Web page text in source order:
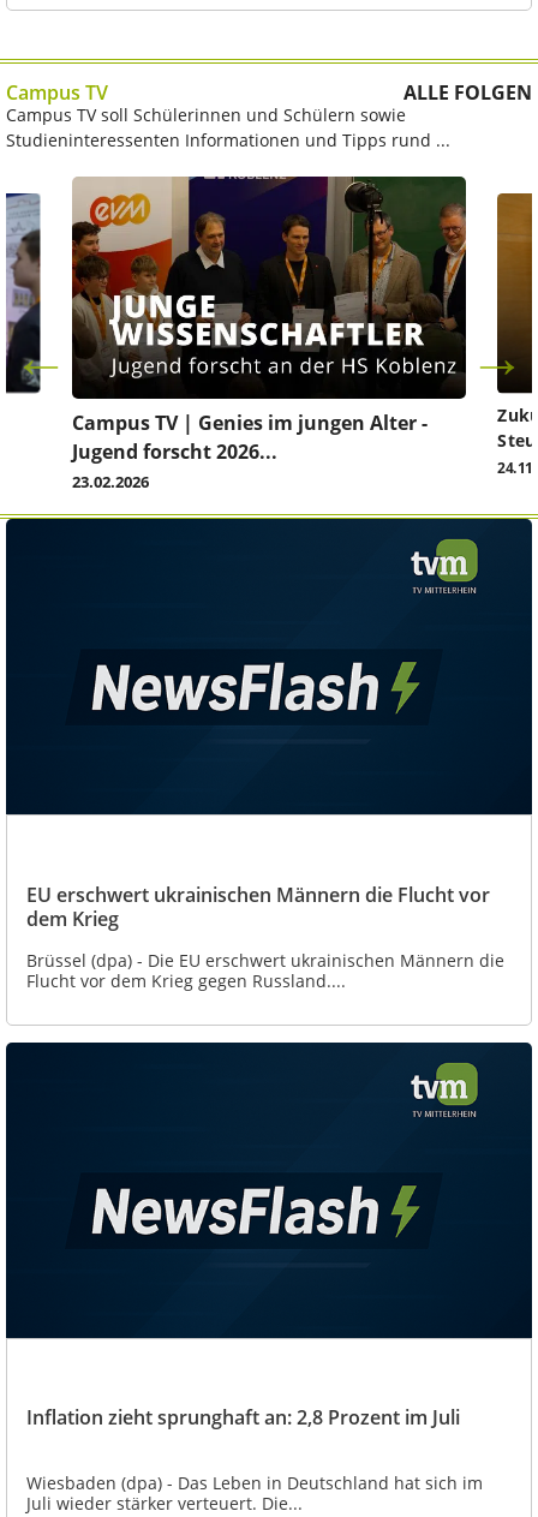
Campus TV ALLE FOLGEN
Campus TV soll Schülerinnen und Schülern sowie
Studieninteressenten Informationen und Tipps rund ...
Campus TV | Genies im jungen Alter -
Jugend forscht 2026...
23.02.2026
EU erschwert ukrainischen Männern die Flucht vor
dem Krieg
Brüssel (dpa) - Die EU erschwert ukrainischen Männern die
Flucht vor dem Krieg gegen Russland....
Inflation zieht sprunghaft an: 2,8 Prozent im Juli
Wiesbaden (dpa) - Das Leben in Deutschland hat sich im
Juli wieder stärker verteuert. Die...